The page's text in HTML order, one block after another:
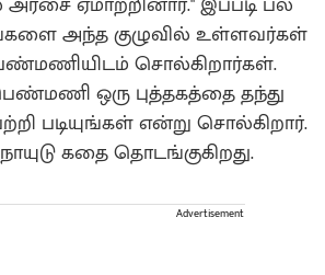
அந்த குழுவில் உள்ளவர்கள்
சொல்கிறார்கள்.
ஒரு புத்தகத்தை தந்து
படியுங்கள் என்று சொல்கிறார்.
நாயுடு கதை தொடங்குகிறது.
Advertisement